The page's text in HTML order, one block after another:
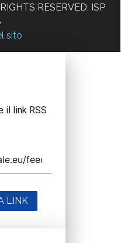
RESERVED. ISP
sito
il link RSS
LINK